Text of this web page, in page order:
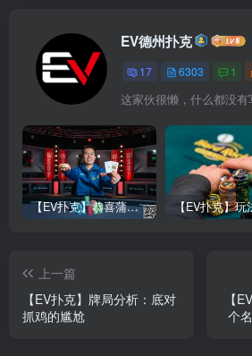
EV德州扑克
17 6303 1
这家伙很懒，什么都没有
【EV扑克】恭喜蒲蔚然赛事#65夺冠，收获国人2023WSOP第六条金手链，奖金93万刀！
上一篇
【EV扑克】牌局分析：底对
抓鸡的尴尬
【
个